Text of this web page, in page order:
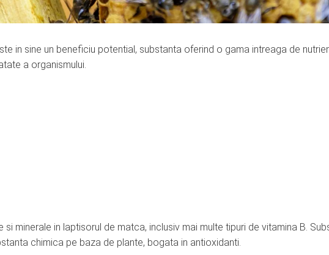
in sine un beneficiu potential, substanta oferind o gama intreaga de
a organismului.
minerale in laptisorul de matca, inclusiv mai multe tipuri de vitamina B.
chimica pe baza de plante, bogata in antioxidanti.